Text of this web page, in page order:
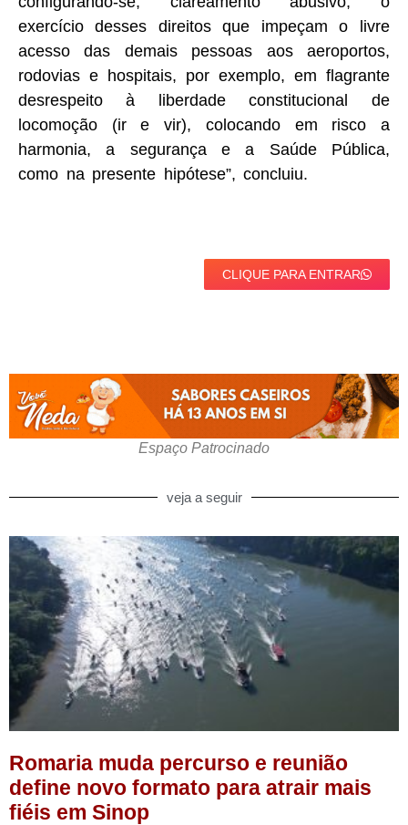
exercício desses direitos que impeçam o livre
acesso das demais pessoas aos aeroportos,
rodovias e hospitais, por exemplo, em flagrante
desrespeito à liberdade constitucional de
locomoção (ir e vir), colocando em risco a
harmonia, a segurança e a Saúde Pública,
como na presente hipótese”, concluiu.
CLIQUE PARA ENTRAR
Espaço Patrocinado
veja a seguir
Romaria muda percurso e reunião
define novo formato para atrair mais
fiéis em Sinop